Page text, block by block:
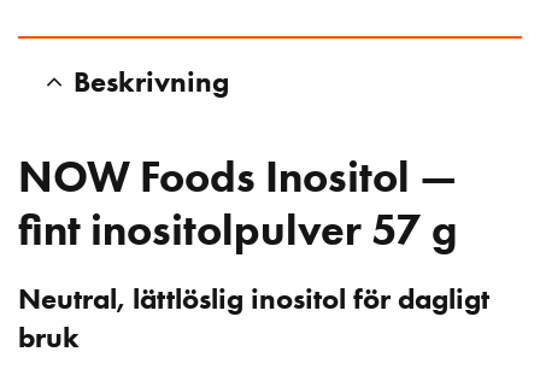
Beskrivning
NOW Foods Inositol —
fint inositolpulver 57 g
Neutral, lättlöslig inositol för dagligt
bruk